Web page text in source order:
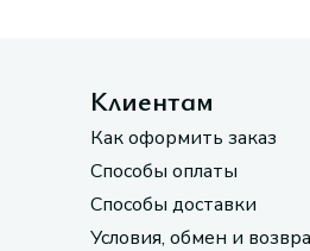
Клиентам
Как оформить заказ
Способы оплаты
Способы доставки
Условия, обмен и